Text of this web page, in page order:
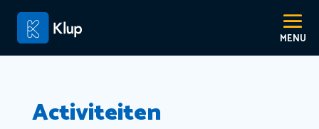
Activiteiten